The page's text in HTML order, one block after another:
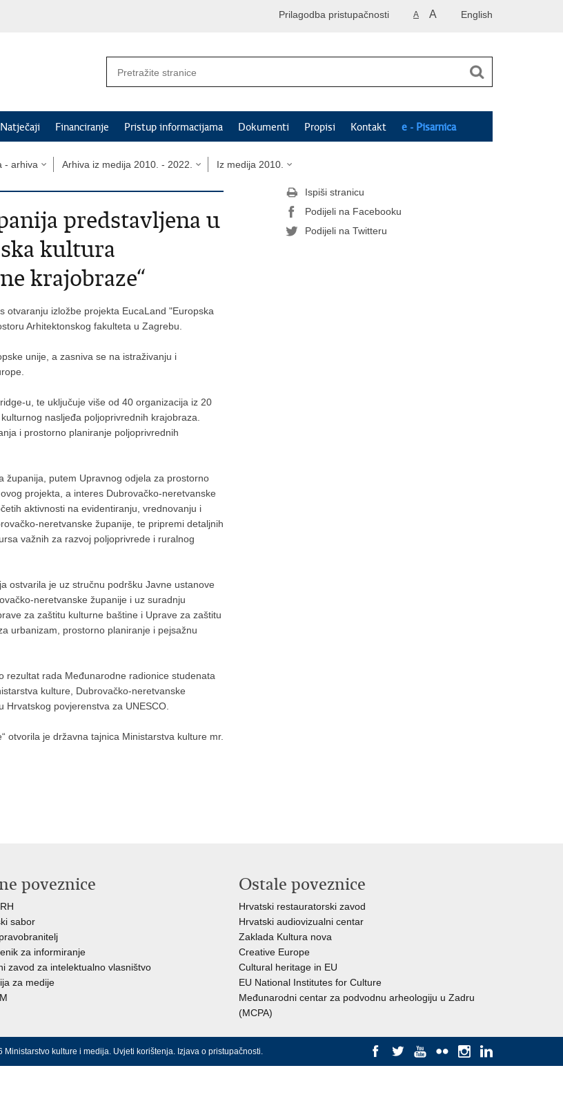
English
A A
Prilagodba pristupačnosti
Natječaji Financiranje Pristup informacijama Dokumenti Propisi Kontakt e - Pisarnica
- arhiva Arhiva iz medija 2010. - 2022. Iz medija 2010.
predstavljena u
kultura
krajobraze“
otvaranju izložbe projekta EucaLand "Europska
Arhitektonskog fakulteta u Zagrebu.
unije, a zasniva se na istraživanju i
u, te uključuje više od 40 organizacija iz 20
nasljeđa poljoprivrednih krajobraza.
i prostorno planiranje poljoprivrednih
županija, putem Upravnog odjela za prostorno
projekta, a interes Dubrovačko-neretvanske
aktivnosti na evidentiranju, vrednovanju i
neretvanske županije, te pripremi detaljnih
važnih za razvoj poljoprivrede i ruralnog
ostvarila je uz stručnu podršku Javne ustanove
neretvanske županije i uz suradnju
za zaštitu kulturne baštine i Uprave za zaštitu
urbanizam, prostorno planiranje i pejsažnu
rezultat rada Međunarodne radionice studenata
kulture, Dubrovačko-neretvanske
povjerenstva za UNESCO.
otvorila je državna tajnica Ministarstva kulture mr.
Ispiši stranicu
Podijeli na Facebooku
Podijeli na Twitteru
poveznice
sabor
za informiranje
zavod za intelektualno vlasništvo
za medije
Ostale poveznice
Hrvatski restauratorski zavod
Hrvatski audiovizualni centar
Zaklada Kultura nova
Creative Europe
Cultural heritage in EU
EU National Institutes for Culture
Međunarodni centar za podvodnu arheologiju u Zadru
(MCPA)
Ministarstvo kulture i medija. Uvjeti korištenja. Izjava o pristupačnosti.